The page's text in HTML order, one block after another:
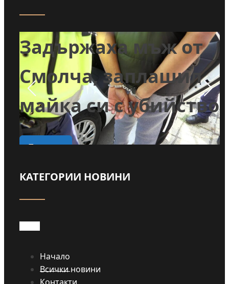
Задържаха мъж от
Смолча, заплашил
майка си с убийство
Прочети
КАТЕГОРИИ НОВИНИ
Начало
Всички новини